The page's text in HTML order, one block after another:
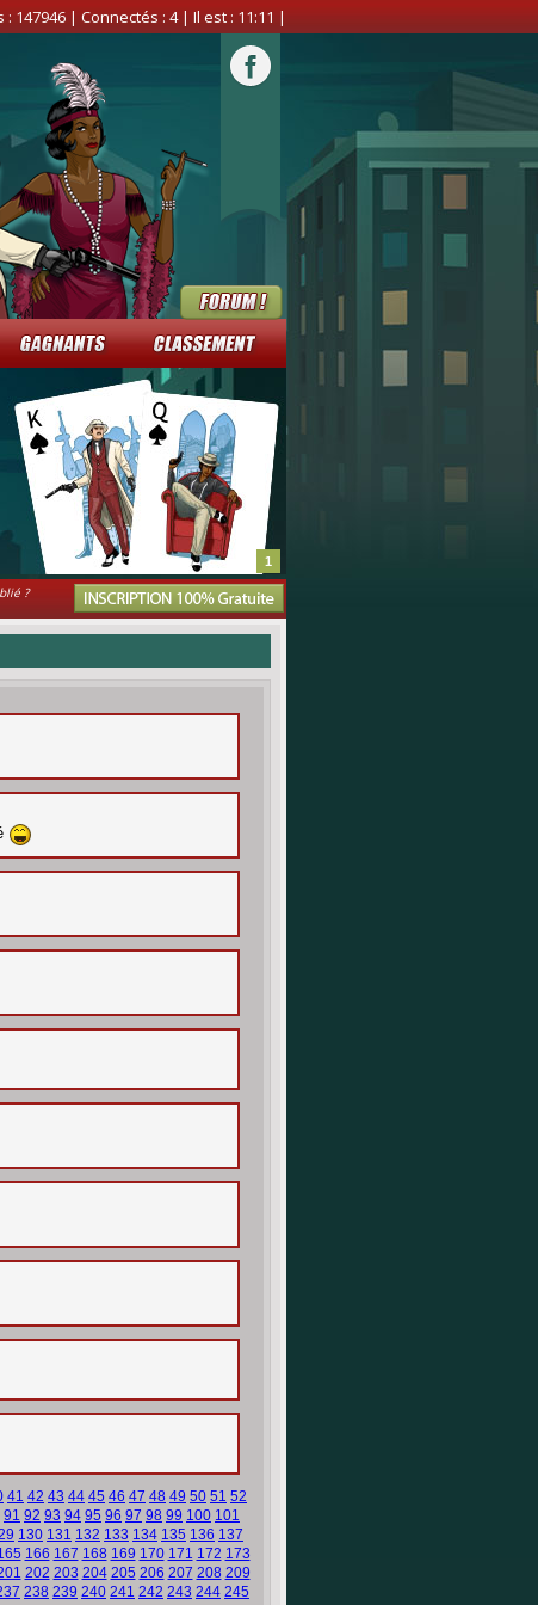
: 147946 | Connectés : 4| Il est : 11:11 |
1
?
41 42 43 44 45 46 47 48 49 50 51 52
91 92 93 94 95 96 97 98 99 100 101
130 131 132 133 134 135 136 137
166 167 168 169 170 171 172 173
202 203 204 205 206 207 208 209
238 239 240 241 242 243 244 245